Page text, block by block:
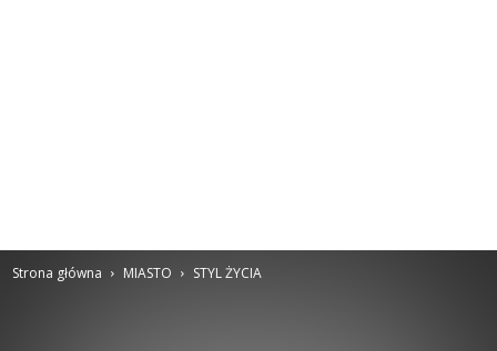
Strona główna MIASTO STYL ŻYCIA